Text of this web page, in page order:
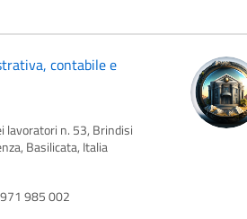
contabile e
lavoratori n. 53, Brindisi
Basilicata, Italia
985 002